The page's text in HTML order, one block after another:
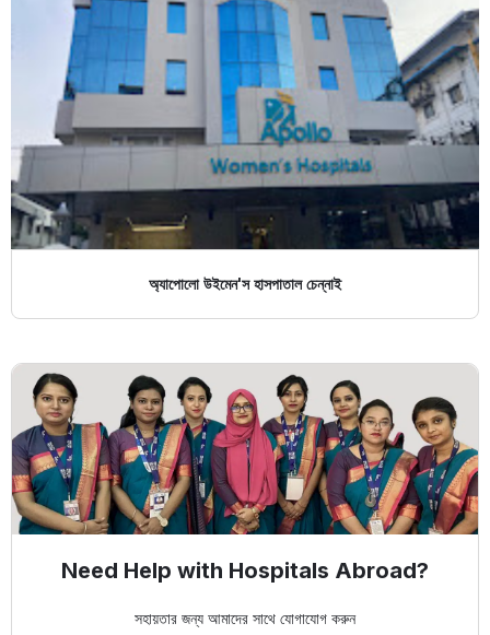
অ্যাপোলো উইমেন'স হাসপাতাল চেন্নাই
Need Help with Hospitals Abroad?
সহায়তার জন্য আমাদের সাথে যোগাযোগ করুন